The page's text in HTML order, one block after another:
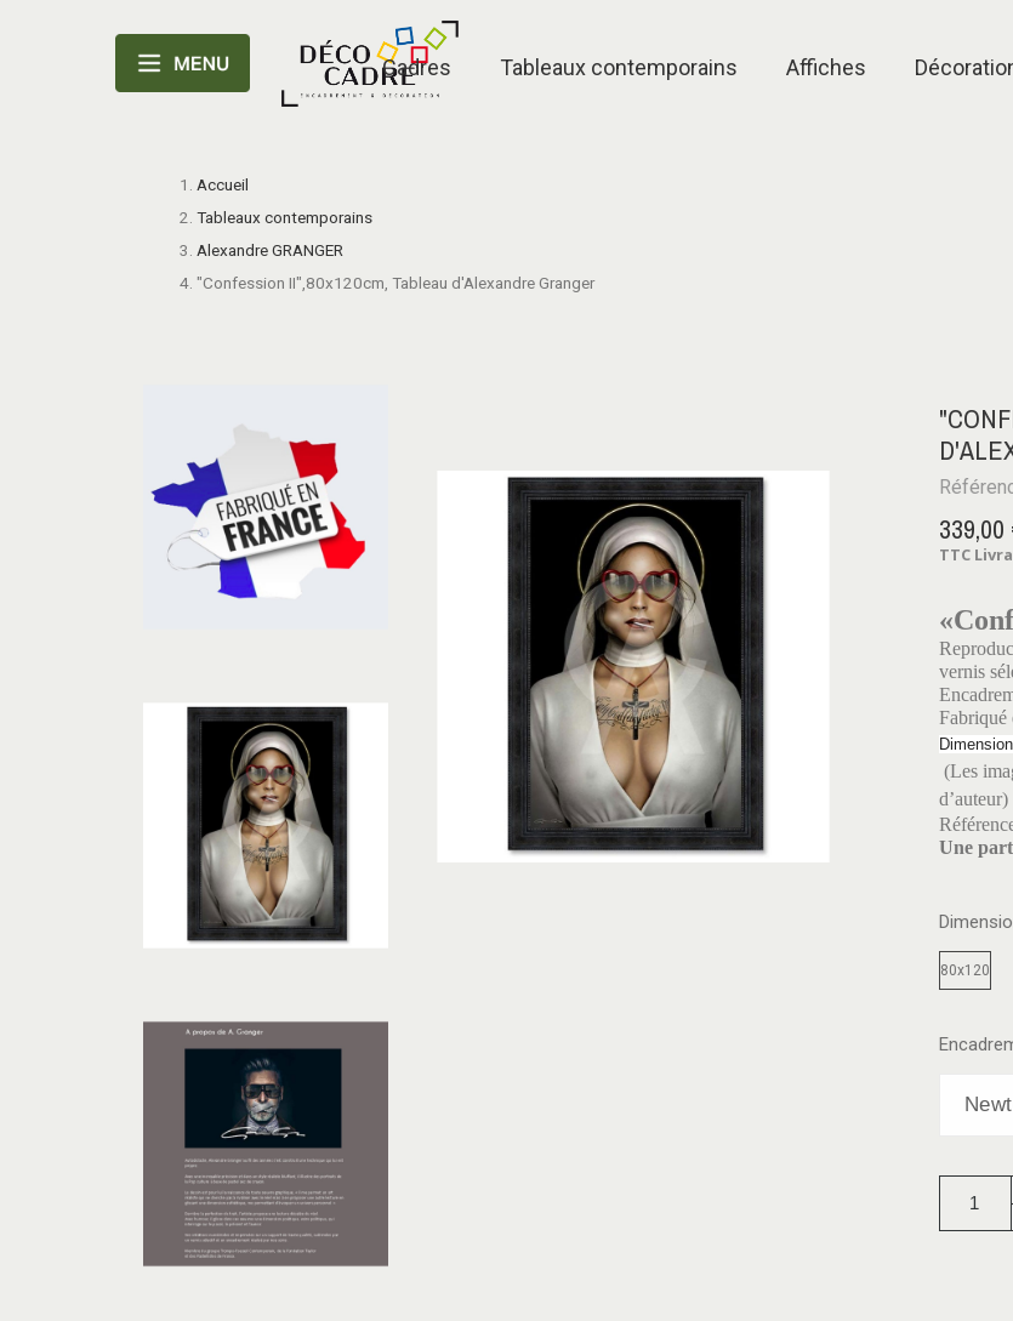
Cadres Tableaux contemporains Affiches
Accueil
Tableaux contemporains
Alexandre GRANGER
"Confession II",80x120cm, Tableau d'Alexandre Granger
339,00
TTC
vernis
Fabriqué
(Les
d’auteur)
Une
80x120